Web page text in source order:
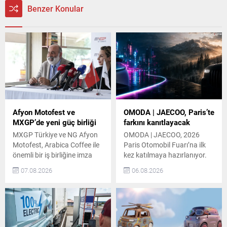
Benzer Konular
Afyon Motofest ve
MXGP’de yeni güç birliği
MXGP Türkiye ve NG Afyon
Motofest, Arabica Coffee ile
önemli bir iş birliğine imza
tarafların katılımıyla
organizasyonun önemli
paydaşlarından biri olarak
etkinliğin önde gelen
07.08.2026
OMODA | JAECOO, Paris’te
farkını kanıtlayacak
OMODA | JAECOO, 2026
Paris Otomobil Fuarı’na ilk
kez katılmaya hazırlanıyor.
büyümesini yansıtan bu
Fransa’da ilk kez
sergilenecek yeni modeller
otomobil tutkunlarıyla
06.08.2026